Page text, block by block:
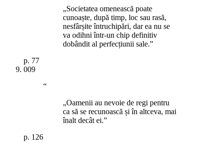
„Societatea omenească poate
cunoaște, după timp, loc sau rasă,
nesfârșite întruchipări, dar ea nu se
va odihni într-un chip definitiv
dobândit al perfecțiunii sale.”
p. 77
009
“
„Oamenii au nevoie de regi pentru
ca să se recunoască și în altceva, mai
înalt decât ei.”
p. 126